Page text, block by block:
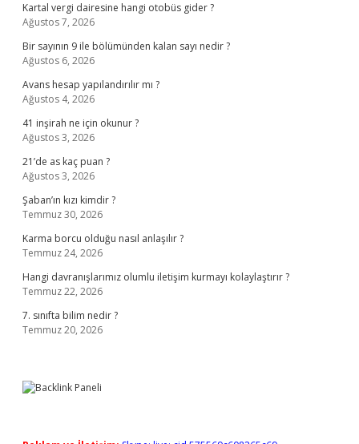
Kartal vergi dairesine hangi otobüs gider ?
Ağustos 7, 2026
Bir sayının 9 ile bölümünden kalan sayı nedir ?
Ağustos 6, 2026
Avans hesap yapılandırılır mı ?
Ağustos 4, 2026
41 inşirah ne için okunur ?
Ağustos 3, 2026
21’de as kaç puan ?
Ağustos 3, 2026
Şaban’ın kızı kimdir ?
Temmuz 30, 2026
Karma borcu olduğu nasıl anlaşılır ?
Temmuz 24, 2026
Hangi davranışlarımız olumlu iletişim kurmayı kolaylaştırır ?
Temmuz 22, 2026
7. sınıfta bilim nedir ?
Temmuz 20, 2026